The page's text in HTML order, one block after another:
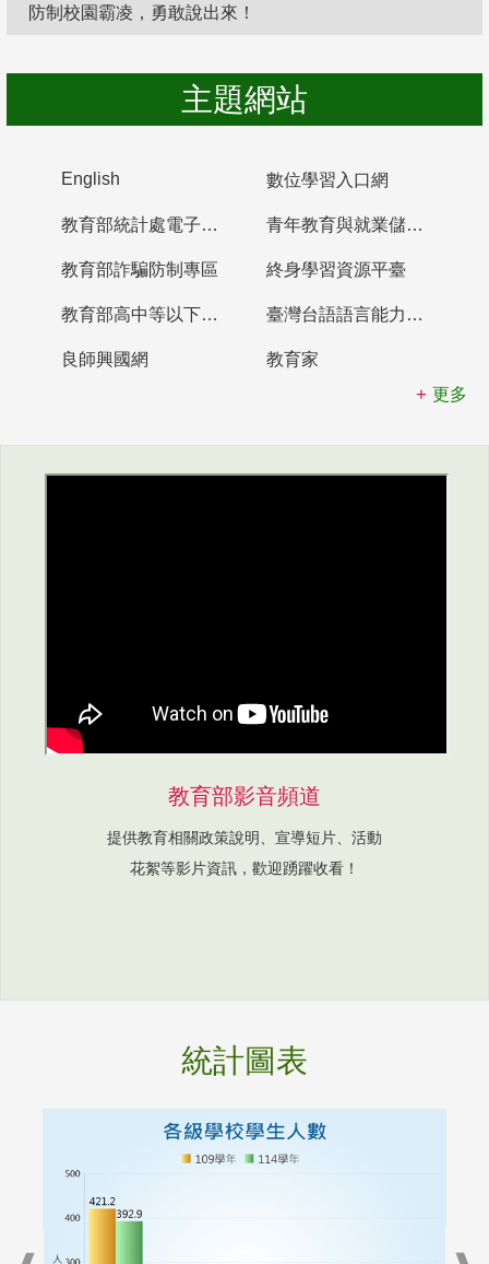
防制校園霸凌，勇敢說出來！
主題網站
English 數位學習入口網
教育部統計處電子書櫃 青年教育與就業儲蓄帳戶
教育部詐騙防制專區 終身學習資源平臺
教育部高中等以下學校及幼兒園教師資格檢定考試 臺灣台語語言能力認證網站
良師興國網
教育家
更多
教育部影音頻道
提供教育相關政策說明、宣導短片、活動
花絮等影片資訊，歡迎踴躍收看！
統計圖表